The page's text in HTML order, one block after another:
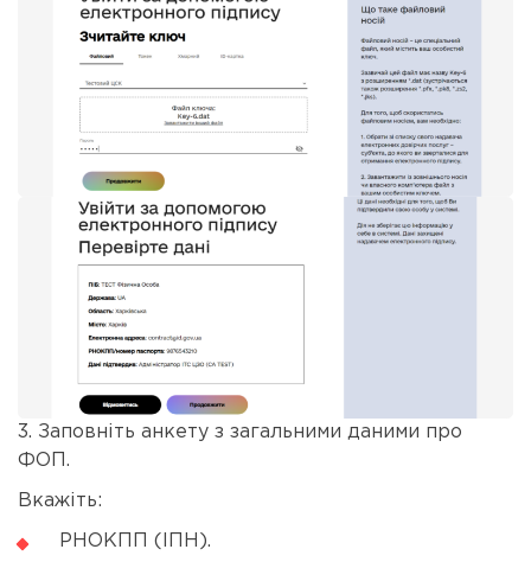
3. Заповніть анкету з загальними даними про
ФОП.
Вкажіть:
РНОКПП (ІПН).